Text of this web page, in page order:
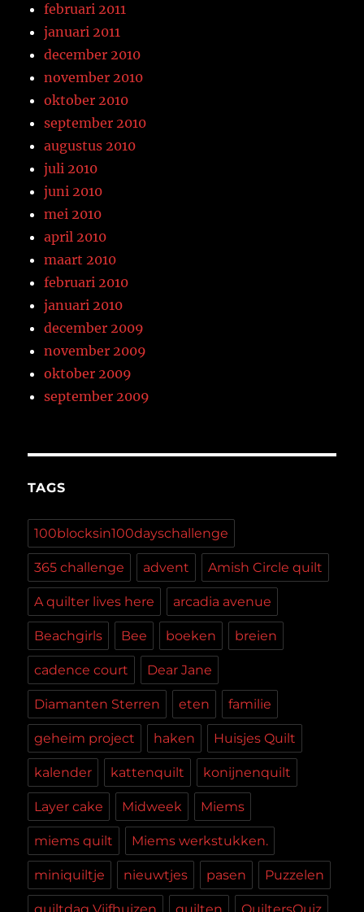
februari 2011
januari 2011
december 2010
november 2010
oktober 2010
september 2010
augustus 2010
juli 2010
juni 2010
mei 2010
april 2010
maart 2010
februari 2010
januari 2010
december 2009
november 2009
oktober 2009
september 2009
TAGS
100blocksin100dayschallenge
365 challenge advent Amish Circle quilt
A quilter lives here arcadia avenue
Beachgirls Bee boeken breien
cadence court Dear Jane
Diamanten Sterren eten familie
geheim project haken Huisjes Quilt
kalender kattenquilt konijnenquilt
Layer cake Midweek Miems
miems quilt Miems werkstukken.
miniquiltje nieuwtjes pasen Puzzelen